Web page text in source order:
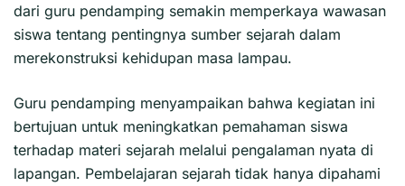
dari guru pendamping semakin memperkaya wawasan
siswa tentang pentingnya sumber sejarah dalam
merekonstruksi kehidupan masa lampau.
Guru pendamping menyampaikan bahwa kegiatan ini
bertujuan untuk meningkatkan pemahaman siswa
terhadap materi sejarah melalui pengalaman nyata di
lapangan. Pembelajaran sejarah tidak hanya dipahami